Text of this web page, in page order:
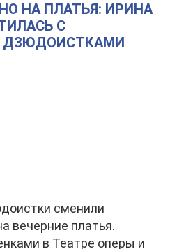
НА ПЛАТЬЯ: ИРИНА
С
ДЗЮДОИСТКАМИ
сменили
вечерние платья.
в Театре оперы и